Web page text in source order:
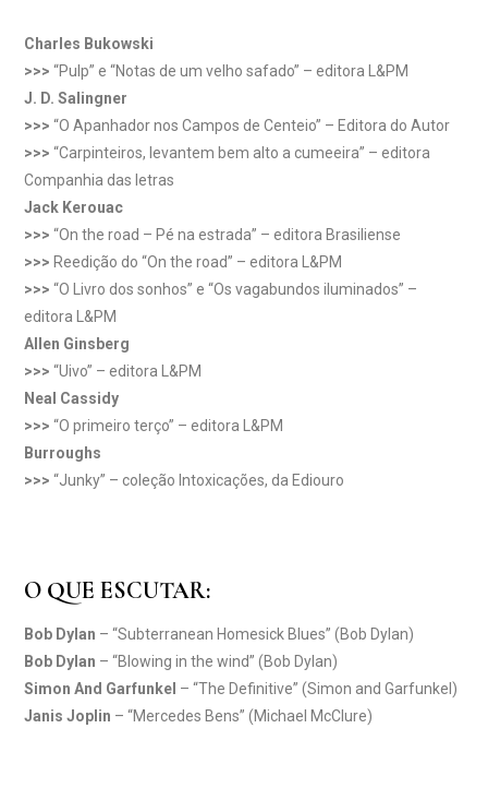
Charles Bukowski
>>> “Pulp” e “Notas de um velho safado” – editora L&PM
J. D. Salingner
>>> “O Apanhador nos Campos de Centeio” – Editora do Autor
>>> “Carpinteiros, levantem bem alto a cumeeira” – editora
Companhia das letras
Jack Kerouac
>>> “On the road – Pé na estrada” – editora Brasiliense
>>> Reedição do “On the road” – editora L&PM
>>> “O Livro dos sonhos” e “Os vagabundos iluminados” –
editora L&PM
Allen Ginsberg
>>> “Uivo” – editora L&PM
Neal Cassidy
>>> “O primeiro terço” – editora L&PM
Burroughs
>>> “Junky” – coleção Intoxicações, da Ediouro
O QUE ESCUTAR:
Bob Dylan – “Subterranean Homesick Blues” (Bob Dylan)
Bob Dylan – “Blowing in the wind” (Bob Dylan)
Simon And Garfunkel – “The Definitive” (Simon and Garfunkel)
Janis Joplin – “Mercedes Bens” (Michael McClure)